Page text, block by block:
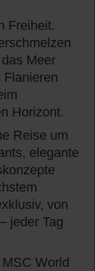
Freiheit.
Meer
Horizont.
Reise um
elegante
von
jeder Tag
World